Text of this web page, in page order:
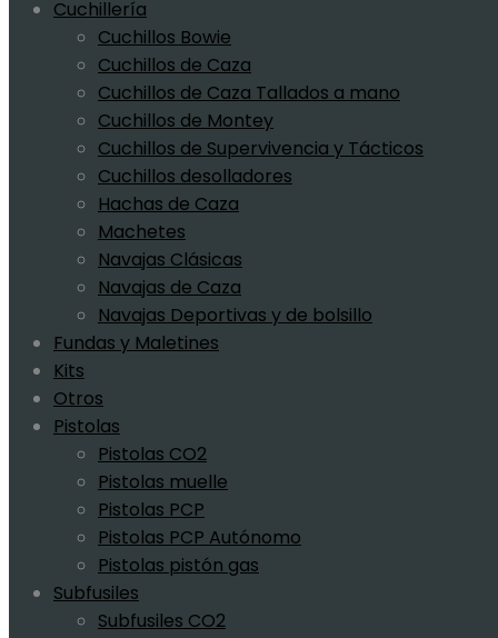
Cuchillería
Cuchillos Bowie
Cuchillos de Caza
Cuchillos de Caza Tallados a mano
Cuchillos de Montey
Cuchillos de Supervivencia y Tácticos
Cuchillos desolladores
Hachas de Caza
Machetes
Navajas Clásicas
Navajas de Caza
Navajas Deportivas y de bolsillo
Fundas y Maletines
Kits
Otros
Pistolas
Pistolas CO2
Pistolas muelle
Pistolas PCP
Pistolas PCP Autónomo
Pistolas pistón gas
Subfusiles
Subfusiles CO2